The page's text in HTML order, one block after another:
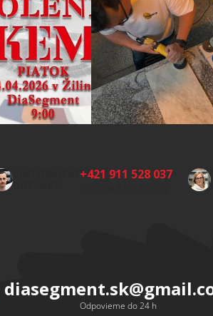
DOPLNKY:
+421 911 528 037
diasegment.sk@
Odpovieme do 24 h